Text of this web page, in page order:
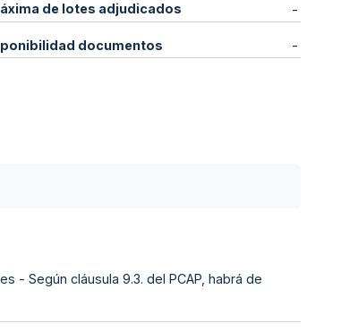
de lotes adjudicados -
documentos -
- Según cláusula 9.3. del PCAP, habrá de